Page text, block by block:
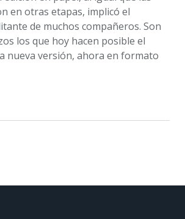
en otras etapas, implicó el
de muchos compañeros. Son
los que hoy hacen posible el
nueva versión, ahora en formato